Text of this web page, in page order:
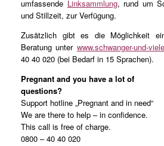
umfassende Linksammlung, rund um
und Stillzeit, zur Verfügung.
Zusätzlich gibt es die Möglichkeit
Beratung unter www.schwanger-und-
40 40 020 (bei Bedarf in 15 Sprachen).
Pregnant and you have a lot of
Support hotline „Pregnant and in need“
We are there to help – in confidence.
This call is free of charge.
0800 – 40 40 020